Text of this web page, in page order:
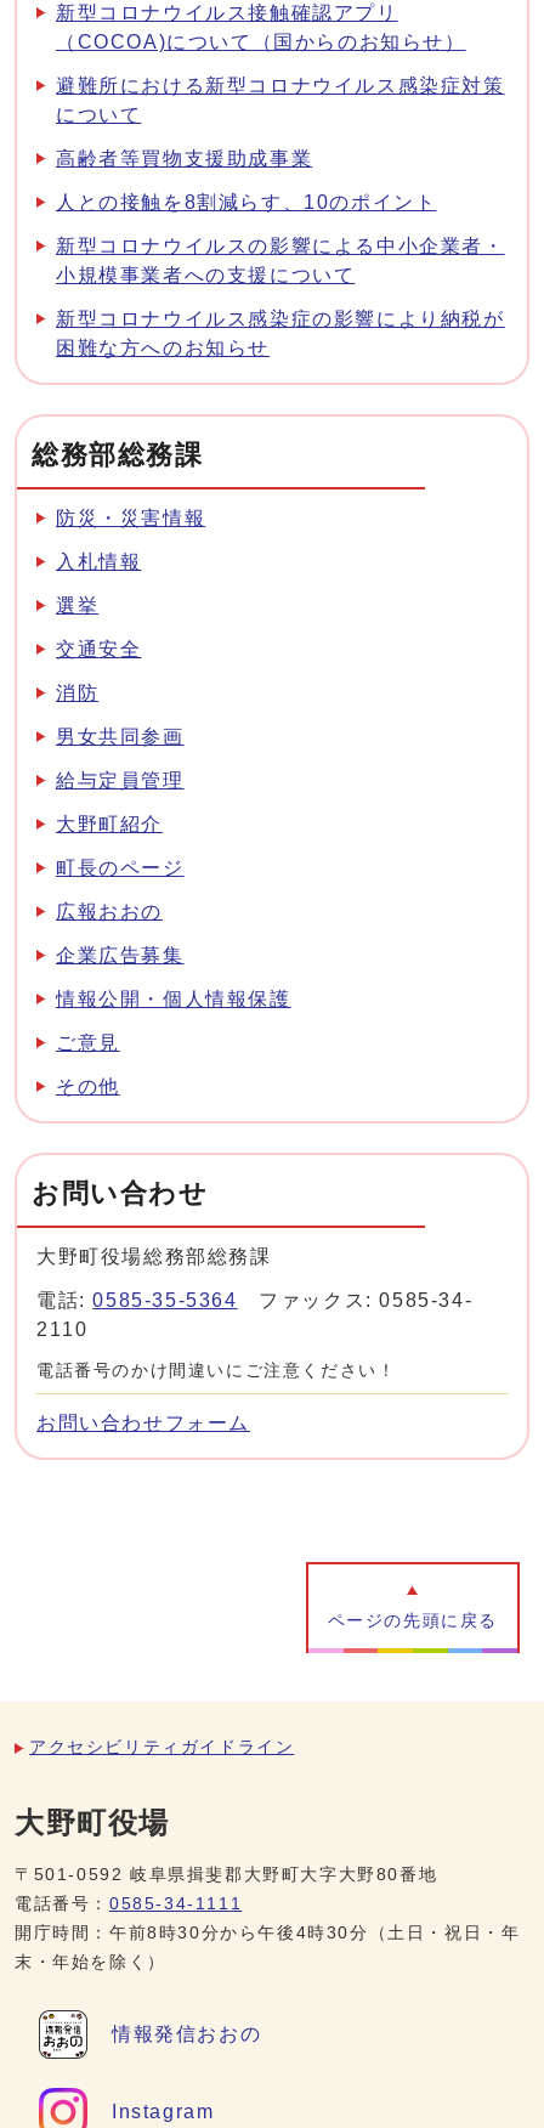
新型コロナウイルス接触確認アプリ
（COCOA)について（国からのお知らせ）
避難所における新型コロナウイルス感染症対策
について
高齢者等買物支援助成事業
人との接触を8割減らす、10のポイント
新型コロナウイルスの影響による中小企業者・
小規模事業者への支援について
新型コロナウイルス感染症の影響により納税が
困難な方へのお知らせ
総務部総務課
防災・災害情報
入札情報
選挙
交通安全
消防
男女共同参画
給与定員管理
大野町紹介
町長のページ
広報おおの
企業広告募集
情報公開・個人情報保護
ご意見
その他
お問い合わせ
大野町役場総務部総務課
電話:0585-35-5364 ファックス: 0585-34-
2110
電話番号のかけ間違いにご注意ください！
お問い合わせフォーム
ページの先頭に戻る
アクセシビリティガイドライン
大野町役場
〒501-0592 岐阜県揖斐郡大野町大字大野80番地
電話番号： 0585-34-1111
開庁時間：午前8時30分から午後4時30分（土日・祝日・年
末・年始を除く）
情報発信おおの
Instagram